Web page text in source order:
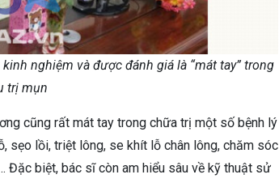
nghiệm và được đánh giá là “mát tay” trong
trị mụn
cũng rất mát tay trong chữa trị một số bệnh lý
sẹo lồi, triệt lông, se khít lỗ chân lông, chăm sóc
Đặc biệt, bác sĩ còn am hiểu sâu về kỹ thuật sử